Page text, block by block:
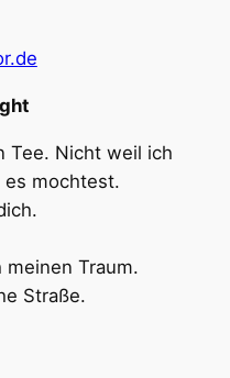
Tee. Nicht weil ich
es mochtest.
meinen Traum.
Straße.